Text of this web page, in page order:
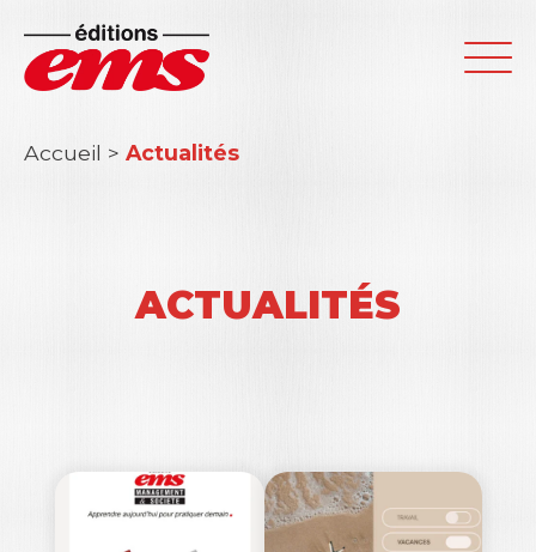
Accueil > Actualités
ACTUALITÉS